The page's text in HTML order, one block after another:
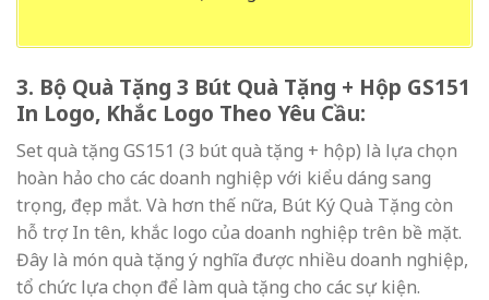
3. Bộ Quà Tặng 3 Bút Quà Tặng + Hộp GS151
In Logo, Khắc Logo Theo Yêu Cầu:
Set quà tặng GS151 (3 bút quà tặng + hộp) là lựa chọn
hoàn hảo cho các doanh nghiệp với kiểu dáng sang
trọng, đẹp mắt. Và hơn thế nữa, Bút Ký Quà Tặng còn
hỗ trợ In tên, khắc logo của doanh nghiệp trên bề mặt.
Đây là món quà tặng ý nghĩa được nhiều doanh nghiệp,
tổ chức lựa chọn để làm quà tặng cho các sự kiện.